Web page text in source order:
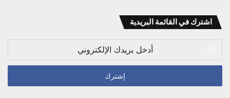
اشترك في القائمة البريدية
الإلكتروني